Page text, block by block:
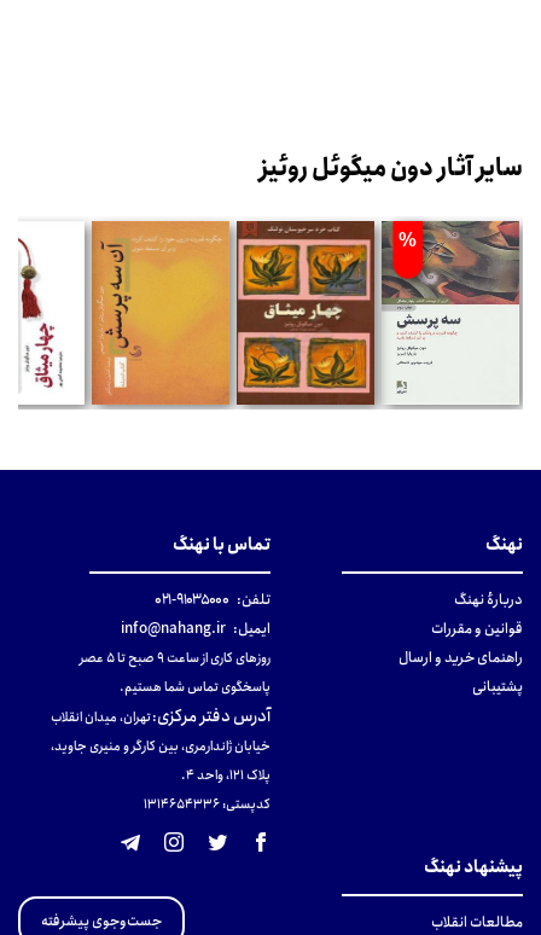
سایر آثار دون میگوئل روئیز
%
نهنگ
دربارهٔ نهنگ
قوانین و مقررات
راهنمای خرید و ارسال
پشتیبانی
تماس با نهنگ
تلفن: ۹۱۰۳۵۰۰۰-۰۲۱
ایمیل: info@nahang.ir
روزهای کاری از ساعت ۹ صبح تا ۵ عصر
پاسخگوی تماس شما هستیم.
آدرس دفتر مرکزی:تهران، میدان انقلاب
خیابان ژاندارمری، بین کارگر و منیری جاوید،
پلاک 121، واحد ۴.
کدپستی: 131465433۶
پیشنهاد نهنگ
مطالعات انقلاب
جست‌وجوی پیشرفته